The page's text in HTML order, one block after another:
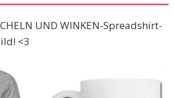
UND WINKEN-Spreadshirt-
<3